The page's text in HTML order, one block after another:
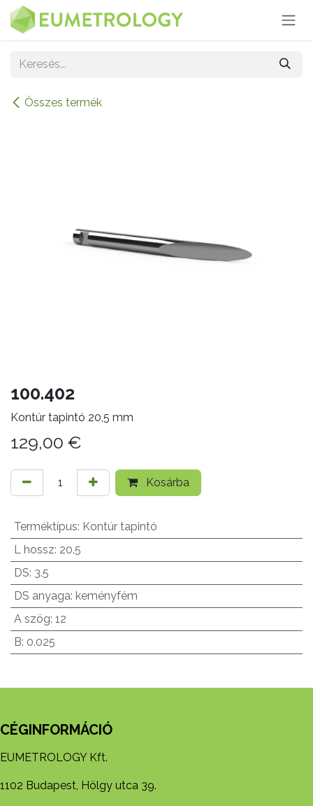
Kihagyás és továbblépés a tartalomhoz
Összes termék
100.402
Kontúr tapintó 20,5 mm
129,00 €
Kosárba
Terméktípus: Kontúr tapintó
L hossz: 20.5
DS: 3.5
DS anyaga: keményfém
A szög: 12
B: 0.025
CÉGINFORMÁCIÓ
EUMETROLOGY Kft.
1102 Budapest, Hölgy utca 39.